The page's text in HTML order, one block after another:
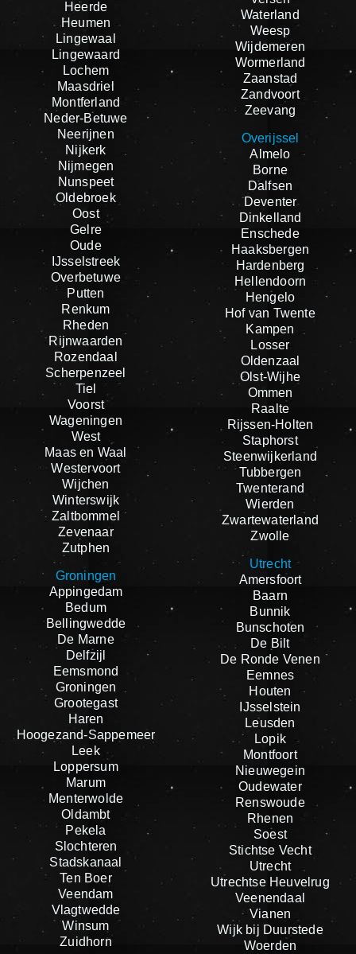
Heerde
Heumen
Lingewaal
Lingewaard
Lochem
Maasdriel
Montferland
Neder-Betuwe
Neerijnen
Nijkerk
Nijmegen
Nunspeet
Oldebroek
Oost
Gelre
Oude
IJsselstreek
Overbetuwe
Putten
Renkum
Rheden
Rijnwaarden
Rozendaal
Scherpenzeel
Tiel
Voorst
Wageningen
West
Maas en Waal
Westervoort
Wijchen
Winterswijk
Zaltbommel
Zevenaar
Zutphen
Groningen
Appingedam
Bedum
Bellingwedde
De Marne
Delfzijl
Eemsmond
Groningen
Grootegast
Haren
Hoogezand-Sappemeer
Leek
Loppersum
Marum
Menterwolde
Oldambt
Pekela
Slochteren
Stadskanaal
Ten Boer
Veendam
Vlagtwedde
Winsum
Zuidhorn
Waterland
Weesp
Wijdemeren
Wormerland
Zaanstad
Zandvoort
Zeevang
Overijssel
Almelo
Borne
Dalfsen
Deventer
Dinkelland
Enschede
Haaksbergen
Hardenberg
Hellendoorn
Hengelo
Hof van Twente
Kampen
Losser
Oldenzaal
Olst-Wijhe
Ommen
Raalte
Rijssen-Holten
Staphorst
Steenwijkerland
Tubbergen
Twenterand
Wierden
Zwartewaterland
Zwolle
Utrecht
Amersfoort
Baarn
Bunnik
Bunschoten
De Bilt
De Ronde Venen
Eemnes
Houten
IJsselstein
Leusden
Lopik
Montfoort
Nieuwegein
Oudewater
Renswoude
Rhenen
Soest
Stichtse Vecht
Utrecht
Utrechtse Heuvelrug
Veenendaal
Vianen
Wijk bij Duurstede
Woerden